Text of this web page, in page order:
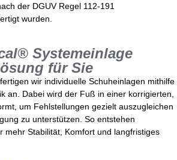
der DGUV Regel 112-191
wurden.
Systemeinlage
für Sie
wir individuelle Schuheinlagen mithilfe
an. Dabei wird der Fuß in einer korrigierten,
um Fehlstellungen gezielt auszugleichen
zu unterstützen. So entstehen
mehr Stabilität, Komfort und langfristiges